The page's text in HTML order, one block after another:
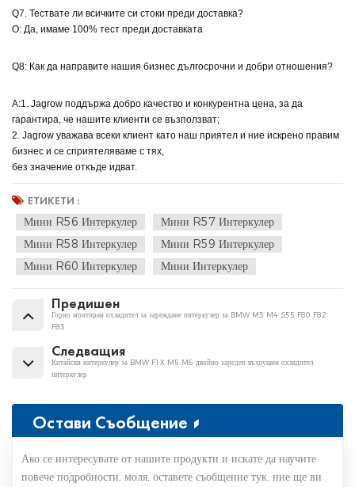
Q7. Тествате ли всичките си стоки преди доставка?
О: Да, имаме 100% тест преди доставката
Q8: Как да направите нашия бизнес дългосрочни и добри отношения?
A:1. Jagrow поддържа добро качество и конкурентна цена, за да
гарантира, че нашите клиенти се възползват;
2. Jagrow уважава всеки клиент като наш приятел и ние искрено правим
бизнес и се сприятеляваме с тях,
без значение откъде идват.
ЕТИКЕТИ :
Мини R56 Интеркулер
Мини R57 Интеркулер
Мини R58 Интеркулер
Мини R59 Интеркулер
Мини R60 Интеркулер
Мини Интеркулер
Предишен
Горно монтиран охладител за зареждане интеркулер за BMW M3 M4 S55 F80 F82
F83
Следващия
Китайски интеркулер за BMW F1X M5 M6 двойно зареден въздушен охладител
интеркулер
Остави Съобщение
Ако се интересувате от нашите продукти и искате да научите
повече подробности, моля, оставете съобщение тук, ние ще ви